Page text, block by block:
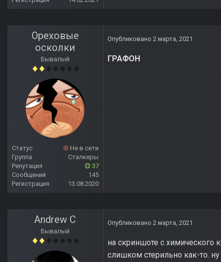
Ореховые
осколки
Бывалый
Статус
Не в сети
Группа
Сталкеры
Репутация
37
Сообщений
145
Регистрация
13.08.2020
Опубликовано 2 марта, 2021
ГРАФОН
Andrew C
Бывалый
Опубликовано 2 марта, 2021
на скриншоте с химического
слишком стерильно как-то.